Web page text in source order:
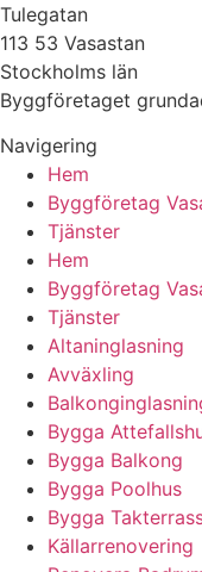
Tulegatan
113 53 Vasastan
Stockholms län
Byggföretaget
Navigering
Hem
Byggföretag
Tjänster
Hem
Byggföretag
Tjänster
Altaninglasning
Avväxling
Bygga
Bygga Balkong
Bygga Poolhus
Bygga
Källarrenovering